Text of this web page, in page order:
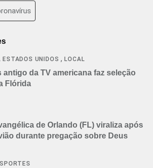
ESTADOS UNIDOS ,LOCAL
antigo da TV americana faz seleção
Flórida
de Orlando (FL) viraliza após
durante pregação sobre Deus